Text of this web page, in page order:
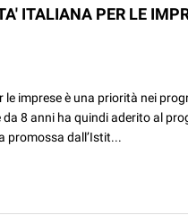
ITALIANA PER LE
imprese è una priorità nei
8 anni ha quindi aderito al
promossa dall’Istit...